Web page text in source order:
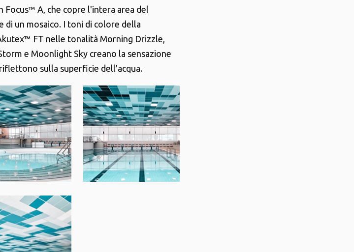
A, che copre l'intera area del
un mosaico. I toni di colore della
FT nelle tonalità Morning Drizzle,
e Moonlight Sky creano la sensazione
sulla superficie dell'acqua.